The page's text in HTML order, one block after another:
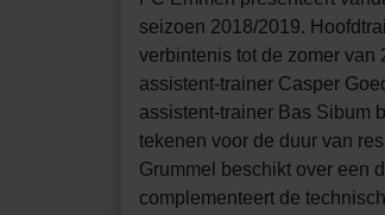
seizoen 2018/2019.
verbintenis tot de zomer van
assistent-trainer Casper
assistent-trainer Bas Sibum
tekenen voor de duur van
Grummel beschikt over een
complementeert de